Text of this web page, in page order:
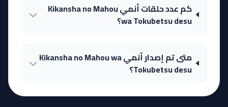
كم عدد حلقات أنمي Kikansha no Mahou
wa Tokubetsu desu؟
متى تم إصدار أنمي Kikansha no Mahou wa
Tokubetsu desu؟